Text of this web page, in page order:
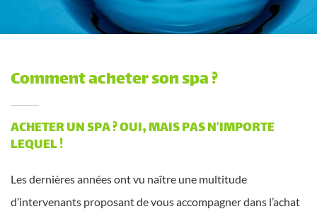
Comment acheter son spa ?
ACHETER UN SPA ? OUI, MAIS PAS N’IMPORTE
LEQUEL !
Les dernières années ont vu naître une multitude
d’intervenants proposant de vous accompagner dans l’achat